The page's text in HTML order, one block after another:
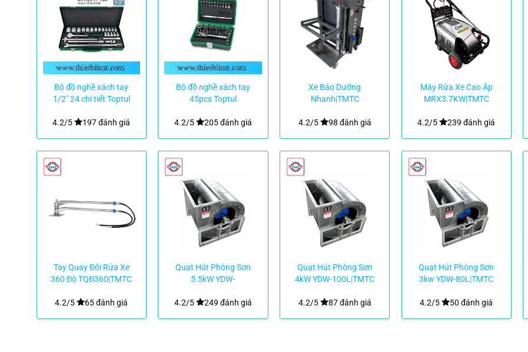
Bộ đồ nghề xách tay
1/2″ 24 chi tiết Toptul
4.2/5
197 đánh giá
Bộ đồ nghề xách tay
45pcs Toptul
4.2/5
205 đánh giá
Xe Bảo Dưỡng
Nhanh|TMTC
4.2/5 98 đánh giá
Máy Rửa Xe Cao Áp
MRX3.7KW|TMTC
4.2/5 239 đánh giá
Tay Quay Đôi Rửa Xe
360 Độ TQĐ360|TMTC
4.2/5 65 đánh giá
Quạt Hút Phòng Sơn
5.5kW YDW-
4.2/5
249 đánh giá
Quạt Hút Phòng Sơn
4kW YDW-100L|TMTC
4.2/5 87 đánh giá
Quạt Hút Phòng Sơn
3kw YDW-80L|TMTC
4.2/5 50 đánh giá